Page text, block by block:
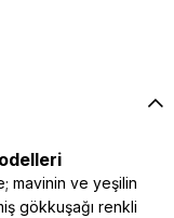
mavinin ve yeşilin
gökkuşağı renkli